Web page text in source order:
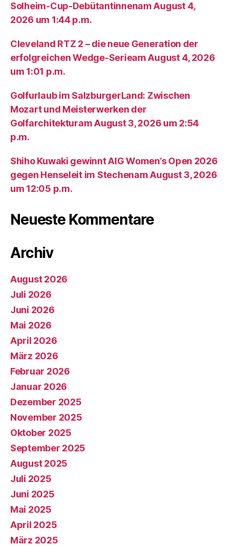
Solheim-Cup-Debütantinnenam August 4,
2026 um 1:44 p.m.
Cleveland RTZ 2 – die neue Generation der
erfolgreichen Wedge-Serieam August 4, 2026
um 1:01 p.m.
Golfurlaub im SalzburgerLand: Zwischen
Mozart und Meisterwerken der
Golfarchitekturam August 3, 2026 um 2:54
p.m.
Shiho Kuwaki gewinnt AIG Women’s Open 2026
gegen Henseleit im Stechenam August 3, 2026
um 12:05 p.m.
Neueste Kommentare
Archiv
August 2026
Juli 2026
Juni 2026
Mai 2026
April 2026
März 2026
Februar 2026
Januar 2026
Dezember 2025
November 2025
Oktober 2025
September 2025
August 2025
Juli 2025
Juni 2025
Mai 2025
April 2025
März 2025